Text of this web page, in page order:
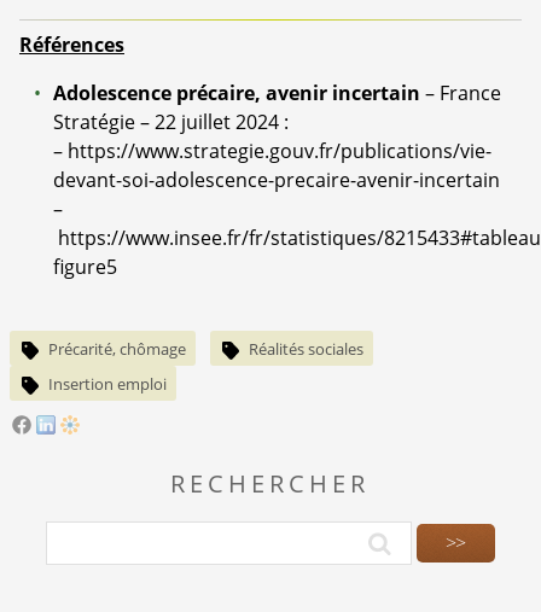
Références
Adolescence précaire, avenir incertain – France
Stratégie – 22 juillet 2024 :
– https://www.strategie.gouv.fr/publications/vie-
devant-soi-adolescence-precaire-avenir-incertain
–
https://www.insee.fr/fr/statistiques/
figure5
Précarité, chômage
Réalités sociales
Insertion emploi
RECHERCHER